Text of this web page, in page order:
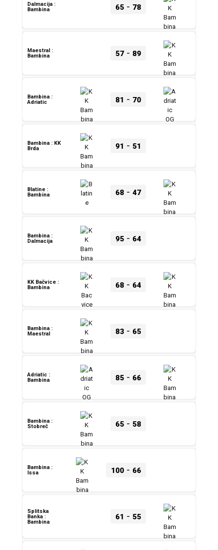
65- 78
Dalmacija :
Bambina
57- 89
Maestral :
Bambina
81 - 70
Bambina :
Adriatic
91 - 51
Bambina : KK
Brda
68- 47
Blatine :
Bambina
95- 64
Bambina :
Dalmacija
68- 64
KK Bačvice :
Bambina
83- 65
Bambina :
Maestral
85- 66
Adriatic :
Bambina
65- 58
Bambina :
Stobreč
100- 66
Bambina :
Issa
61 - 55
Splitska
Banka :
Bambina